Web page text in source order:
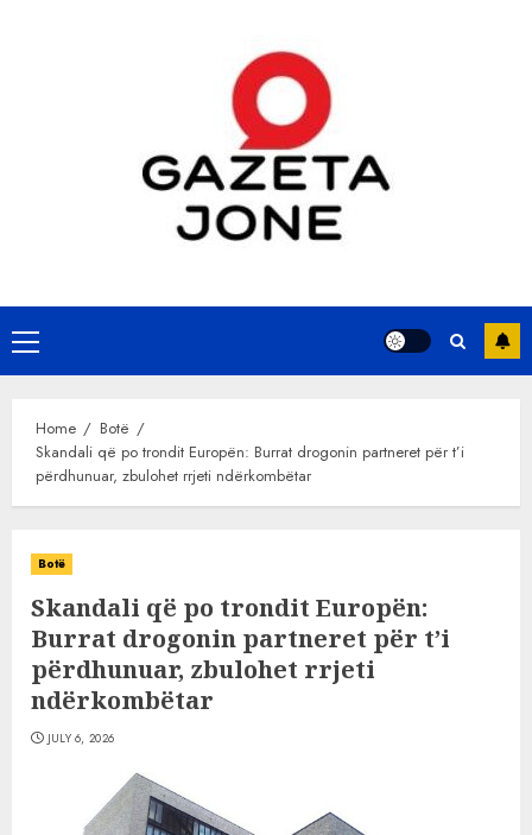
Primary
Menu
Home
Botë
Skandali që po trondit Europën: Burrat drogonin partneret për t’i
përdhunuar, zbulohet rrjeti ndërkombëtar
Botë
Skandali që po trondit Europën:
Burrat drogonin partneret për t’i
përdhunuar, zbulohet rrjeti
ndërkombëtar
JULY 6, 2026